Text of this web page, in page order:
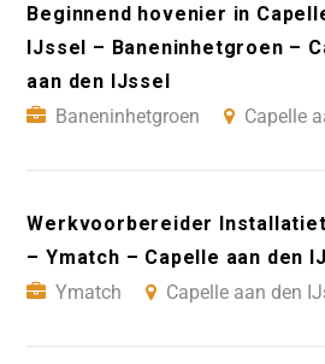
Beginnend hovenier in
IJssel – Baneninhetgroen –
aan den IJssel
Baneninhetgroen
Capelle
Werkvoorbereider
– Ymatch – Capelle aan den
Ymatch
Capelle aan den